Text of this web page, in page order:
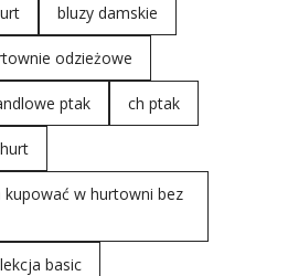
bluzy damskie
odzieżowe
ptak ch ptak
kupować w hurtowni bez
basic